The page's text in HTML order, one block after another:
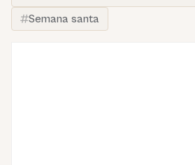
Semana santa